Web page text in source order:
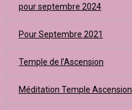
pour septembre 2024
Pour Septembre 2021
Temple de l’Ascension
Méditation Temple Ascension